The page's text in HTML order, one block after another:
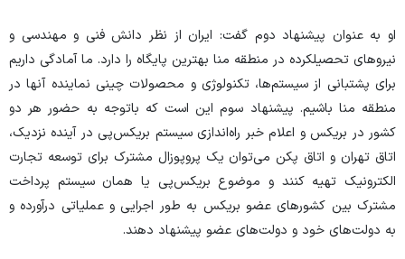
او به عنوان پیشنهاد دوم گفت: ایران از نظر دانش فنی و مهندسی و
نیروهای تحصیلکرده در منطقه منا بهترین پایگاه را دارد. ما آمادگی داریم
برای پشتبانی از سیستم‌ها، تکنولوژی و محصولات چینی نماینده آنها در
منطقه منا باشیم. پیشنهاد سوم این است که باتوجه به حضور هر دو
کشور در بریکس و اعلام خبر راه‌اندازی سیستم بریکس‌پی در آینده نزدیک،
اتاق تهران و اتاق پکن می‌توان یک پروپوزال مشترک برای توسعه تجارت
الکترونیک تهیه کنند و موضوع بریکس‌پی یا همان سیستم پرداخت
مشترک بین کشورهای عضو بریکس به طور اجرایی و عملیاتی درآورده و
به دولت‌های خود و دولت‌های عضو پیشنهاد دهند.